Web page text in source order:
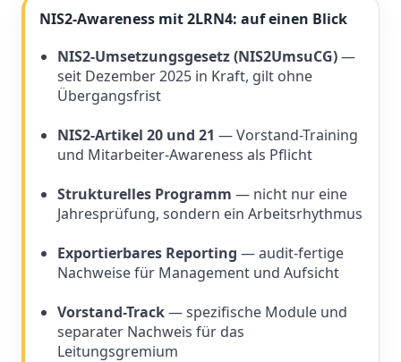
NIS2-Awareness mit 2LRN4: auf einen Blick
NIS2-Umsetzungsgesetz (NIS2UmsuCG)—
seit Dezember 2025 in Kraft, gilt ohne
Übergangsfrist
NIS2-Artikel 20 und 21 — Vorstand-Training
und Mitarbeiter-Awareness als Pflicht
Strukturelles Programm — nicht nur eine
Jahresprüfung, sondern ein Arbeitsrhythmus
Exportierbares Reporting — audit-fertige
Nachweise für Management und Aufsicht
Vorstand-Track— spezifische Module und
separater Nachweis für das
Leitungsgremium